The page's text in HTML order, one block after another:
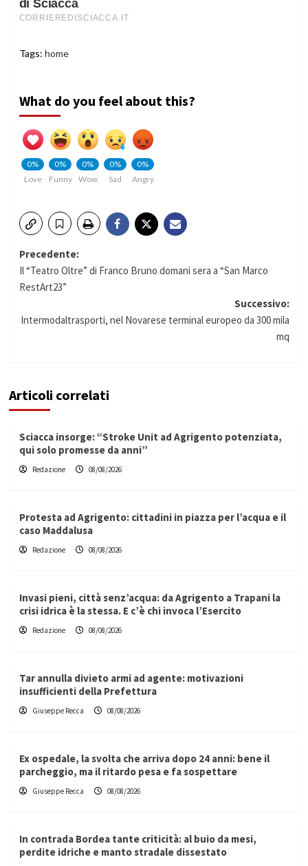
Tags: home
What do you feel about this?
0%
Love
0%
Funny
0%
Wow
0%
Sad
0%
Angry
Navigazione
articolo
Precedente:
Il “Teatro Oltre” di Franco Bruno domani sera a “San Marco
RestArt23”
Successivo:
Intermodaltrasporti, nel Novarese terminal europeo da 300 mila
mq
Articoli correlati
Sciacca insorge: “Stroke Unit ad Agrigento potenziata,
qui solo promesse da anni”
Redazione 08/08/2026
Protesta ad Agrigento: cittadini in piazza per l’acqua e il
caso Maddalusa
Redazione 08/08/2026
Invasi pieni, città senz’acqua: da Agrigento a Trapani la
crisi idrica è la stessa. E c’è chi invoca l’Esercito
Redazione 08/08/2026
Tar annulla divieto armi ad agente: motivazioni
insufficienti della Prefettura
Giuseppe Recca 08/08/2026
Ex ospedale, la svolta che arriva dopo 24 anni: bene il
parcheggio, ma il ritardo pesa e fa sospettare
Giuseppe Recca 08/08/2026
In contrada Bordea tante criticità: al buio da mesi,
perdite idriche e manto stradale dissestato